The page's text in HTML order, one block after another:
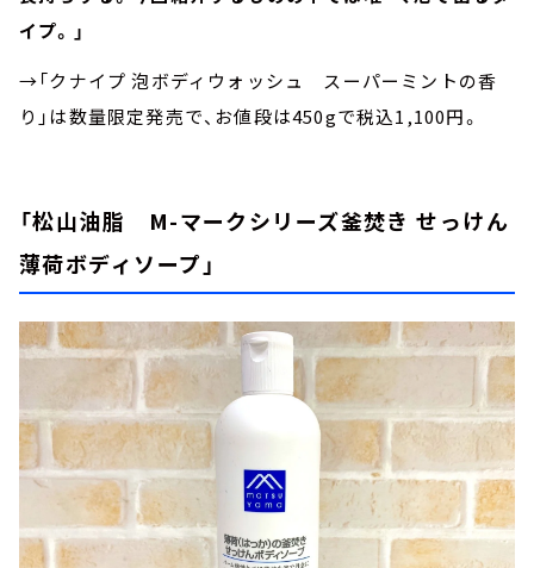
イプ。」
→「クナイプ 泡ボディウォッシュ スーパーミントの香
り」は数量限定発売で、お値段は450gで税込1,100円。
「松山油脂 M-マークシリーズ釜焚き せっけん
薄荷ボディソープ」